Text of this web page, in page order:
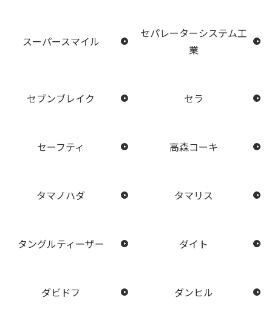
スーパースマイル
セパレーターシステム工
業
セブンブレイク セラ
セーフティ 高森コーキ
タマノハダ タマリス
タングルティーザー ダイト
ダビドフ ダンヒル